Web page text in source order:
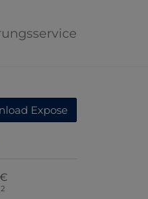
Expose
2